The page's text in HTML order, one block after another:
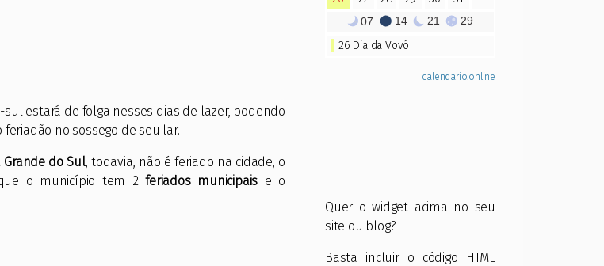
estará de folga nesses dias de lazer, podendo
no sossego de seu lar.
do Sul, todavia, não é feriado na cidade, o
o município tem 2feriados municipais e o
Quer o widget acima no seu
site ou blog?
Basta incluir o código HTML